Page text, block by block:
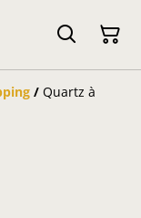
/ Quartz à